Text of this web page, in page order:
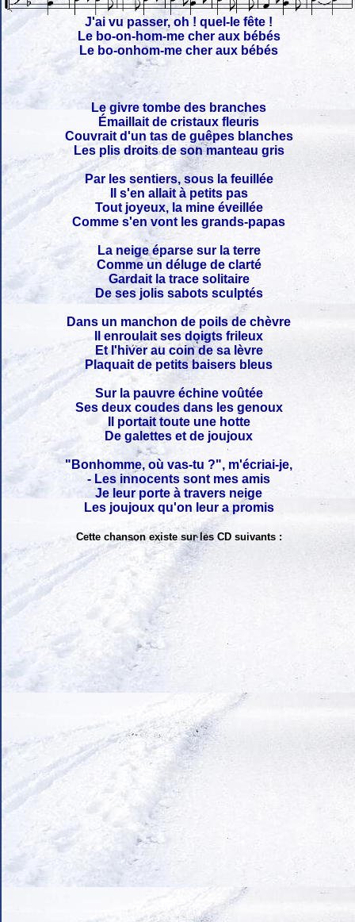
J'ai vu passer, oh ! quel-le fête !
Le bo-on-hom-me cher aux bébés
Le bo-onhom-me cher aux bébés
Le givre tombe des branches
Émaillait de cristaux fleuris
Couvrait d'un tas de guêpes blanches
Les plis droits de son manteau gris
Par les sentiers, sous la feuillée
Il s'en allait à petits pas
Tout joyeux, la mine éveillée
Comme s'en vont les grands-papas
La neige éparse sur la terre
Comme un déluge de clarté
Gardait la trace solitaire
De ses jolis sabots sculptés
Dans un manchon de poils de chèvre
Il enroulait ses doigts frileux
Et l'hiver au coin de sa lèvre
Plaquait de petits baisers bleus
Sur la pauvre échine voûtée
Ses deux coudes dans les genoux
Il portait toute une hotte
De galettes et de joujoux
"Bonhomme, où vas-tu ?", m'écriai-je,
- Les innocents sont mes amis
Je leur porte à travers neige
Les joujoux qu'on leur a promis
Cette chanson existe sur les CD suivants :